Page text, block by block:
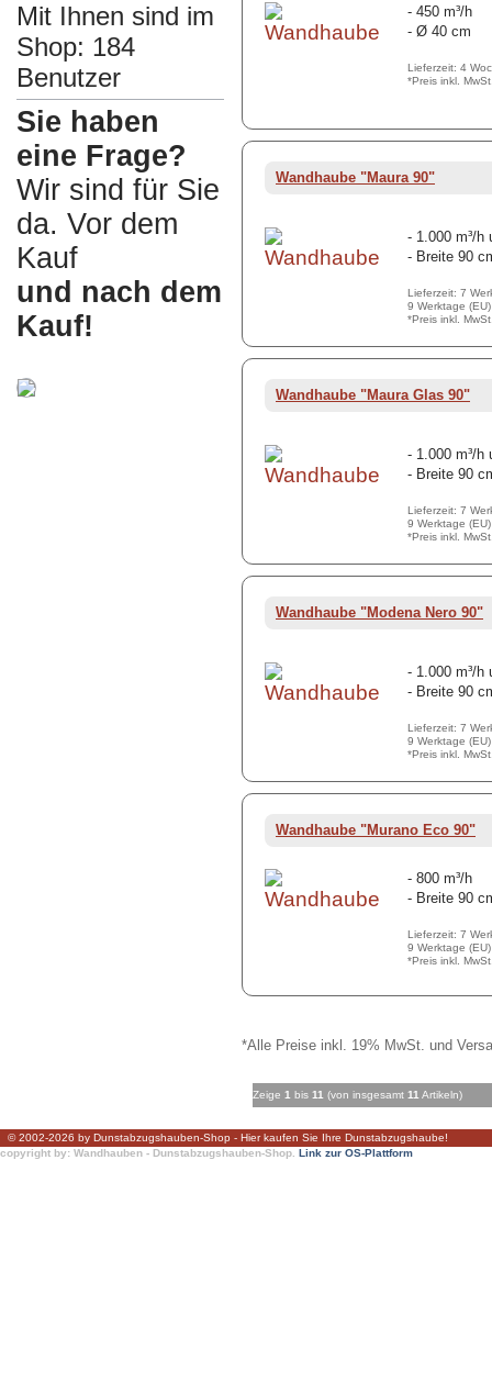
Mit Ihnen sind im
Shop: 184
Benutzer
Sie haben
eine Frage?
Wir sind für Sie
da. Vor dem
Kauf
und nach dem
Kauf!
- 450 m³/h
- Ø 40 cm
Lieferzeit: 4
*Preis inkl.
Wandhaube "Maura 90"
- 1.000 m³/h
- Breite 90
Lieferzeit: 7
9 Werktage (EU)
*Preis inkl.
Wandhaube "Maura Glas 90"
- 1.000 m³/h
- Breite 90
Lieferzeit: 7
9 Werktage (EU)
*Preis inkl.
Wandhaube "Modena Nero 90"
- 1.000 m³/h
- Breite 90
Lieferzeit: 7
9 Werktage (EU)
*Preis inkl.
Wandhaube "Murano Eco 90"
- 800 m³/h
- Breite 90
Lieferzeit: 7
9 Werktage (EU)
*Preis inkl.
*Alle Preise inkl. 19% MwSt. und
Zeige 1 bis 11 (von insgesamt 11 Artikeln)
© 2002-2026 by Dunstabzugshauben-Shop - Hier kaufen Sie Ihre Dunstabzugshaube!
copyright by: Wandhauben - Dunstabzugshauben-Shop. Link zur OS-Plattform